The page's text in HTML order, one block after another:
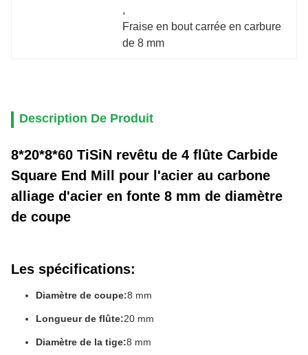
,
Fraise en bout carrée en carbure
de 8 mm
Description De Produit
8*20*8*60 TiSiN revêtu de 4 flûte Carbide
Square End Mill pour l'acier au carbone
alliage d'acier en fonte 8 mm de diamètre
de coupe
Les spécifications:
Diamètre de coupe:8 mm
Longueur de flûte:20 mm
Diamètre de la tige:8 mm